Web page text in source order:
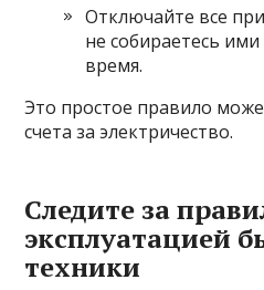
Отключайте все
не собираетесь
время.
Это простое правило
счета за электричество.
Следите за
эксплуатацией
техники